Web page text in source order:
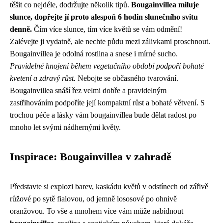
těšit co nejdéle, dodržujte několik tipů. Bougainvillea miluje
slunce, dopřejte jí proto alespoň 6 hodin slunečního svitu
denně. Čím více slunce, tím více květů se vám odmění!
Zalévejte ji vydatně, ale nechte půdu mezi zálivkami proschnout.
Bougainvillea je odolná rostlina a snese i mírné sucho.
Pravidelné hnojení během vegetačního období podpoří bohaté
kvetení a zdravý růst. Nebojte se občasného tvarování.
Bougainvillea snáší řez velmi dobře a pravidelným
zastřihováním podpoříte její kompaktní růst a bohaté větvení. S
trochou péče a lásky vám bougainvillea bude dělat radost po
mnoho let svými nádhernými květy.
Inspirace: Bougainvillea v zahradě
Představte si explozi barev, kaskádu květů v odstínech od zářivě
růžové po sytě fialovou, od jemně lososové po ohnivě
oranžovou. To vše a mnohem více vám může nabídnout